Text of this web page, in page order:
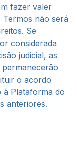
fazer valer
Termos não será
Se
considerada
judicial, as
permanecerão
o acordo
à Plataforma do
anteriores.